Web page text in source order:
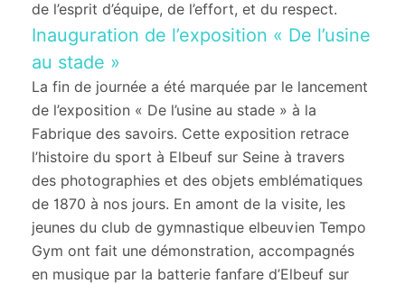
de l’esprit d’équipe, de l’effort, et du respect.
Inauguration de l’exposition « De l’usine
au stade »
La fin de journée a été marquée par le lancement
de l’exposition « De l’usine au stade » à la
Fabrique des savoirs. Cette exposition retrace
l’histoire du sport à Elbeuf sur Seine à travers
des photographies et des objets emblématiques
de 1870 à nos jours. En amont de la visite, les
jeunes du club de gymnastique elbeuvien Tempo
Gym ont fait une démonstration, accompagnés
en musique par la batterie fanfare d’Elbeuf sur